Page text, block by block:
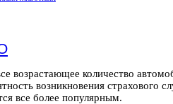
возрастающее количество
возникновения страхового
все более популярным.